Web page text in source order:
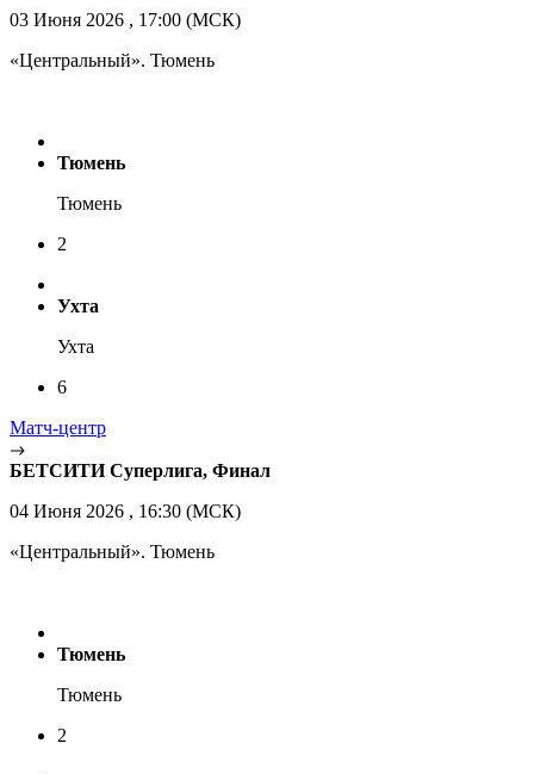
03 Июня 2026 , 17:00 (МСК)
«Центральный». Тюмень
Тюмень
Тюмень
2
Ухта
Ухта
6
Матч-центр
БЕТСИТИ Суперлига, Финал
04 Июня 2026 , 16:30 (МСК)
«Центральный». Тюмень
Тюмень
Тюмень
2